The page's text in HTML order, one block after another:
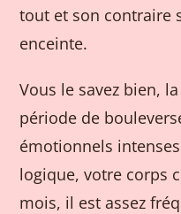
tout et son contraire
enceinte.
Vous le savez bien,
période de
émotionnels
logique, votre corps
mois, il est assez